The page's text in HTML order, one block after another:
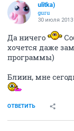
ulitka)
guru
30 июля 2013
Да ничего
хочется даже
программы)
Блиин, мне
ОТВЕТИТЬ